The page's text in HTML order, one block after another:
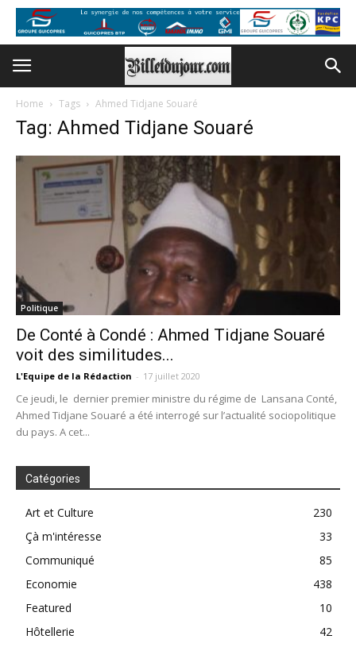
Home Tags Ahmed Tidjane Souaré
Tag: Ahmed Tidjane Souaré
Politique
De Conté à Condé : Ahmed Tidjane Souaré
voit des similitudes...
L'Equipe de la Rédaction - 17 juillet 2020
Ce jeudi, le dernier premier ministre du régime de Lansana Conté,
Ahmed Tidjane Souaré a été interrogé sur l’actualité sociopolitique
du pays. A cet...
Catégories
Art et Culture
230
Çà m'intéresse
33
Communiqué
85
Economie
438
Featured
10
Hôtellerie
42